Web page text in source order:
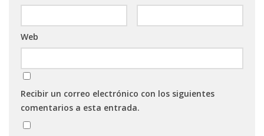
Web
Recibir un correo electrónico con los siguientes
comentarios a esta entrada.